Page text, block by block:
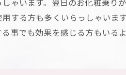
する方も多くいらっしゃい
事でも効果を感じる方もいるよ